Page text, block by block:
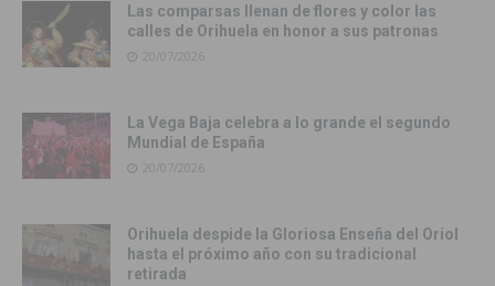
Las comparsas llenan de flores y color las
calles de Orihuela en honor a sus patronas
20/07/2026
La Vega Baja celebra a lo grande el segundo
Mundial de España
20/07/2026
Orihuela despide la Gloriosa Enseña del Oriol
hasta el próximo año con su tradicional
retirada